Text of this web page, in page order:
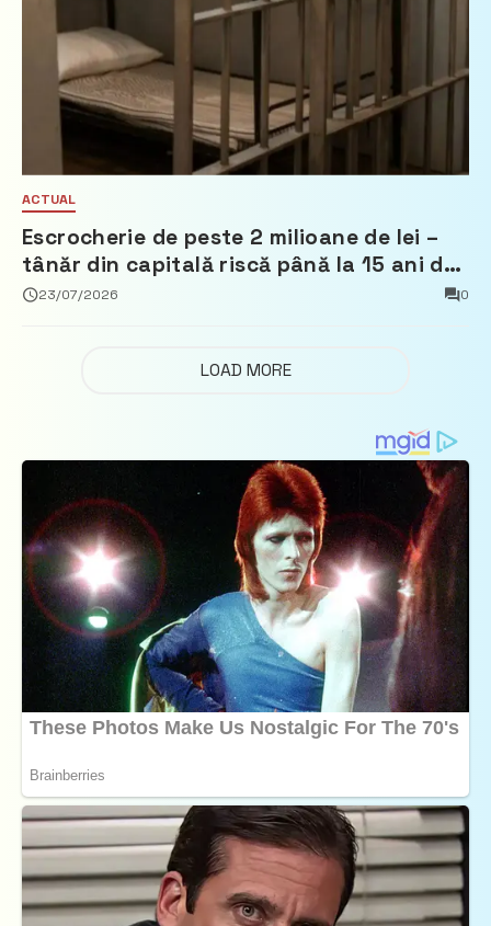
ACTUAL
Escrocherie de peste 2 milioane de lei –
tânăr din capitală riscă până la 15 ani de
închisoare
23/07/2026 0
LOAD MORE